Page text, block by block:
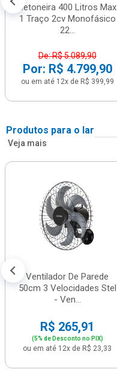
Betoneira 400 Litros Max
1 Traço 2cv Monofásico
22...
De: R$ 5.089,90
Por: R$ 4.799,90
ou em até 12x de R$ 399,99
Produtos para o lar
Veja mais
Ventilador De Parede
50cm 3 Velocidades Stel
- Ven...
R$ 265,91
(5% de Desconto no PIX)
ou em até 12x de R$ 23,33